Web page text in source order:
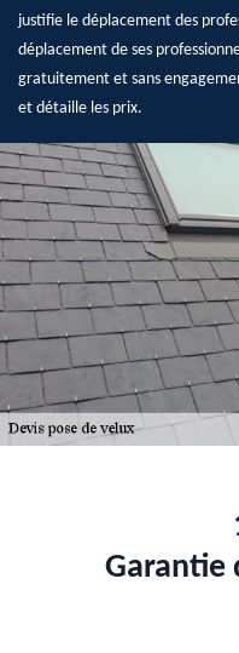
justifie le déplacement des
déplacement de ses
gratuitement et sans
et détaille les prix.
Garantie